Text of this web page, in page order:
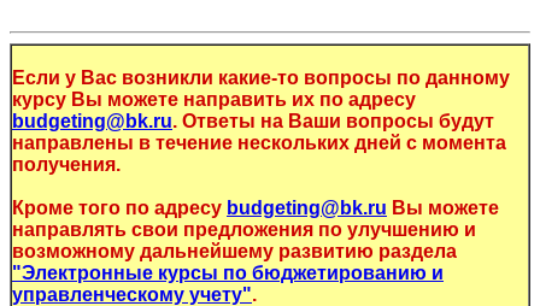
Если у Вас возникли какие-то вопросы по данному
курсу Вы можете направить их по адресу
budgeting@bk.ru. Ответы на Ваши вопросы будут
направлены в течение нескольких дней с момента
получения.
Кроме того по адресу budgeting@bk.ru Вы можете
направлять свои предложения по улучшению и
возможному дальнейшему развитию раздела
"Электронные курсы по бюджетированию и
управленческому учету".